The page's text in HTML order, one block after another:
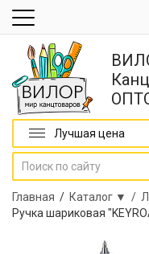
Лучшая цена
Главная / Каталог ▼ /
Ручка шариковая